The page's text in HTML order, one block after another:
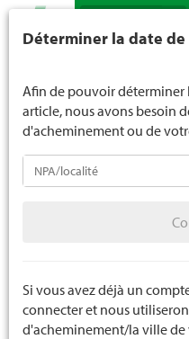
Recherche
Soins corporels
Soin du corps
Soin buccodentaire
Déterminer la date
Afin de pouvoir déterminer
article, nous avons besoin
d'acheminement ou de
Si vous avez déjà un
connecter et nous
d'acheminement/la ville de
moins de 16 ans. La limite
nous indiquez votre âge de